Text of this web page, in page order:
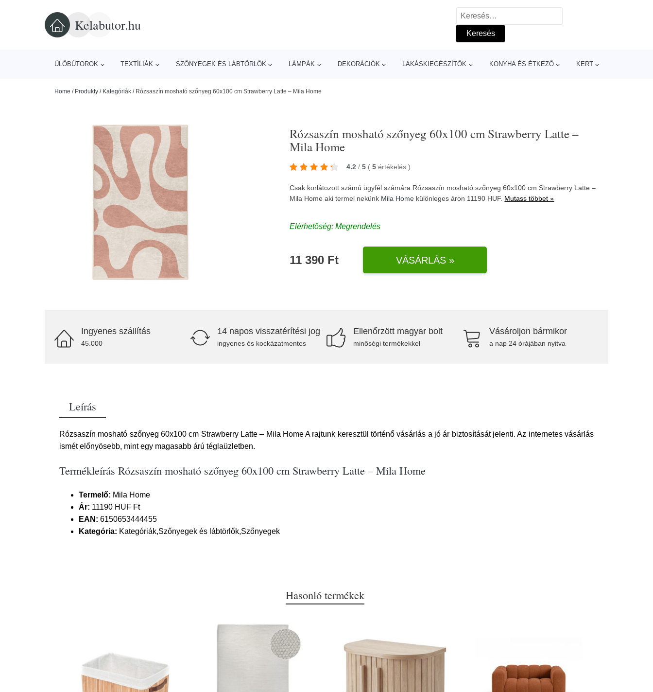
Kelabutor.hu
Keresés:
ÜLŐBÚTOROK TEXTÍLIÁK SZŐNYEGEK ÉS LÁBTÖRLŐK LÁMPÁK DEKORÁCIÓK LAKÁSKIEGÉSZÍTŐK KONYHA ÉS ÉTKEZŐ KERT
Home / Produkty / Kategóriák / Rózsaszín mosható szőnyeg 60x100 cm Strawberry Latte – Mila Home
Rózsaszín mosható szőnyeg 60x100 cm Strawberry Latte –
Mila Home
4.2 / 5 ( 5 értékelés)
Csak korlátozott számú ügyfél számára Rózsaszín mosható szőnyeg 60x100 cm Strawberry Latte –
Mila Home aki termel nekünk Mila Home különleges áron 11190 HUF. Mutass többet »
Elérhetőség: Megrendelés
11 390 Ft VÁSÁRLÁS »
Ingyenes szállítás
45.000
14 napos visszatérítési jog
ingyenes és kockázatmentes
Ellenőrzött magyar bolt
minőségi termékekkel
Vásároljon bármikor
a nap 24 órájában nyitva
Leírás
Rózsaszín mosható szőnyeg 60x100 cm Strawberry Latte – Mila Home A rajtunk keresztül történő vásárlás a jó ár biztosítását jelenti. Az internetes vásárlás
ismét előnyösebb, mint egy magasabb árú téglaüzletben.
Termékleírás Rózsaszín mosható szőnyeg 60x100 cm Strawberry Latte – Mila Home
Termelő: Mila Home
Ár: 11190 HUF Ft
EAN: 6150653444455
Kategória: Kategóriák,Szőnyegek és lábtörlők,Szőnyegek
Hasonló termékek